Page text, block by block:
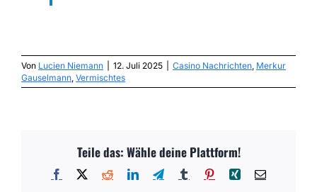
Von Lucien Niemann 12. Juli 2025 Casino Nachrichten Merkur
Gauselmann Vermischtes
Teile das: Wähle deine Plattform!
Facebook RedditLinkedInTelegramTumblr PinterestXing E-